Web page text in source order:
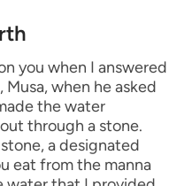
you when I answered
when he asked
the water
through a stone.
a designated
eat from the manna